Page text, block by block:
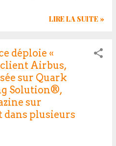
sa montée en puissance
de structurer la réalisation
et/ou numériques en
et ROI à chaque étape.
de tout type de support de
magazines, bulletins,
», déclare Gaetan
en 2006, PubliAtis
systèmes rédactionnels en
LIRE LA SUITE »
déploie «
Airbus,
sur Quark
Solution®,
sur
dans plusieurs